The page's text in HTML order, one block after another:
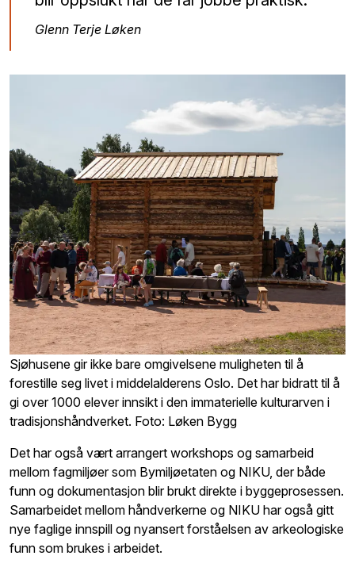
Glenn Terje Løken
Sjøhusene gir ikke bare omgivelsene muligheten til å
forestille seg livet i middelalderens Oslo. Det har bidratt til å
gi over 1000 elever innsikt i den immaterielle kulturarven i
tradisjonshåndverket. Foto: Løken Bygg
Det har også vært arrangert workshops og samarbeid
mellom fagmiljøer som Bymiljøetaten og NIKU, der både
funn og dokumentasjon blir brukt direkte i byggeprosessen.
Samarbeidet mellom håndverkerne og NIKU har også gitt
nye faglige innspill og nyansert forståelsen av arkeologiske
funn som brukes i arbeidet.